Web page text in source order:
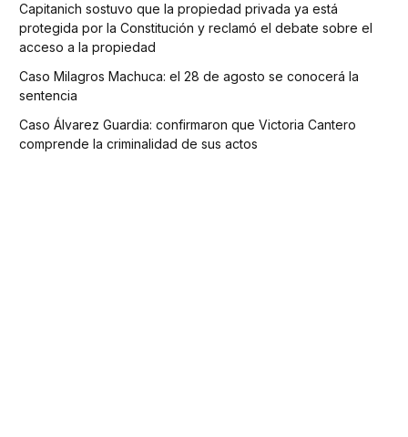
Capitanich sostuvo que la propiedad privada ya está
protegida por la Constitución y reclamó el debate sobre el
acceso a la propiedad
Caso Milagros Machuca: el 28 de agosto se conocerá la
sentencia
Caso Álvarez Guardia: confirmaron que Victoria Cantero
comprende la criminalidad de sus actos